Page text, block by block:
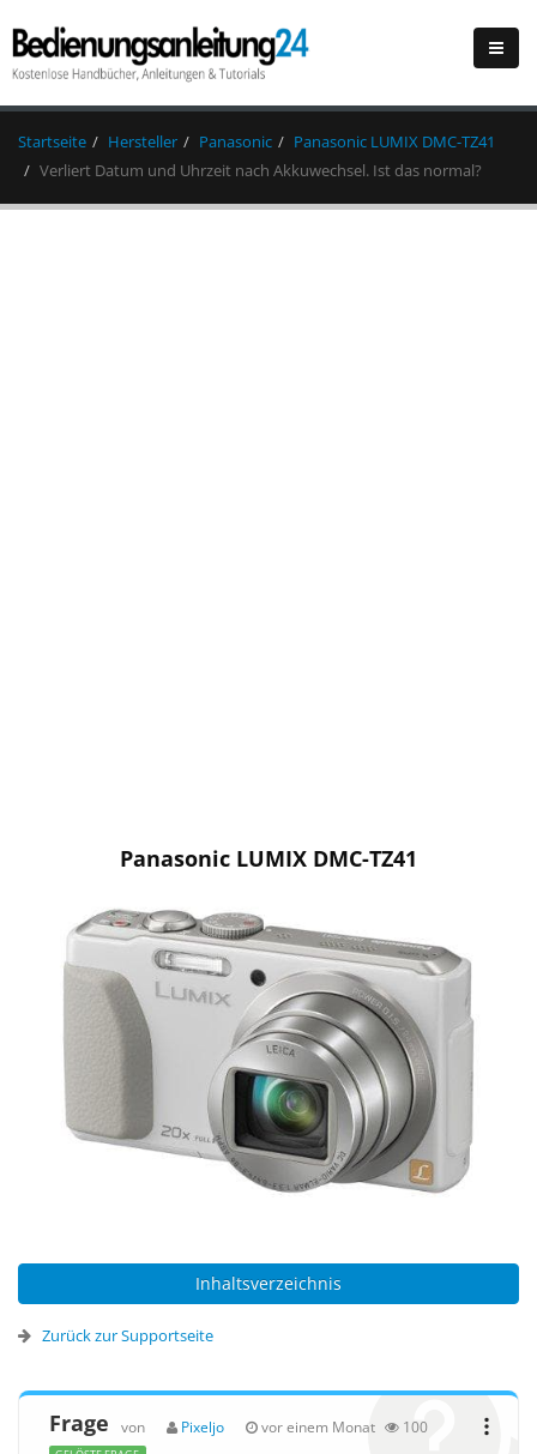
Startseite Hersteller Panasonic
Panasonic LUMIX DMC-TZ41
Verliert Datum und Uhrzeit nach Akkuwechsel. Ist das normal?
Panasonic LUMIX DMC-TZ41
Inhaltsverzeichnis
Zurück zur Supportseite
Frage von Pixeljo vor einem Monat 100